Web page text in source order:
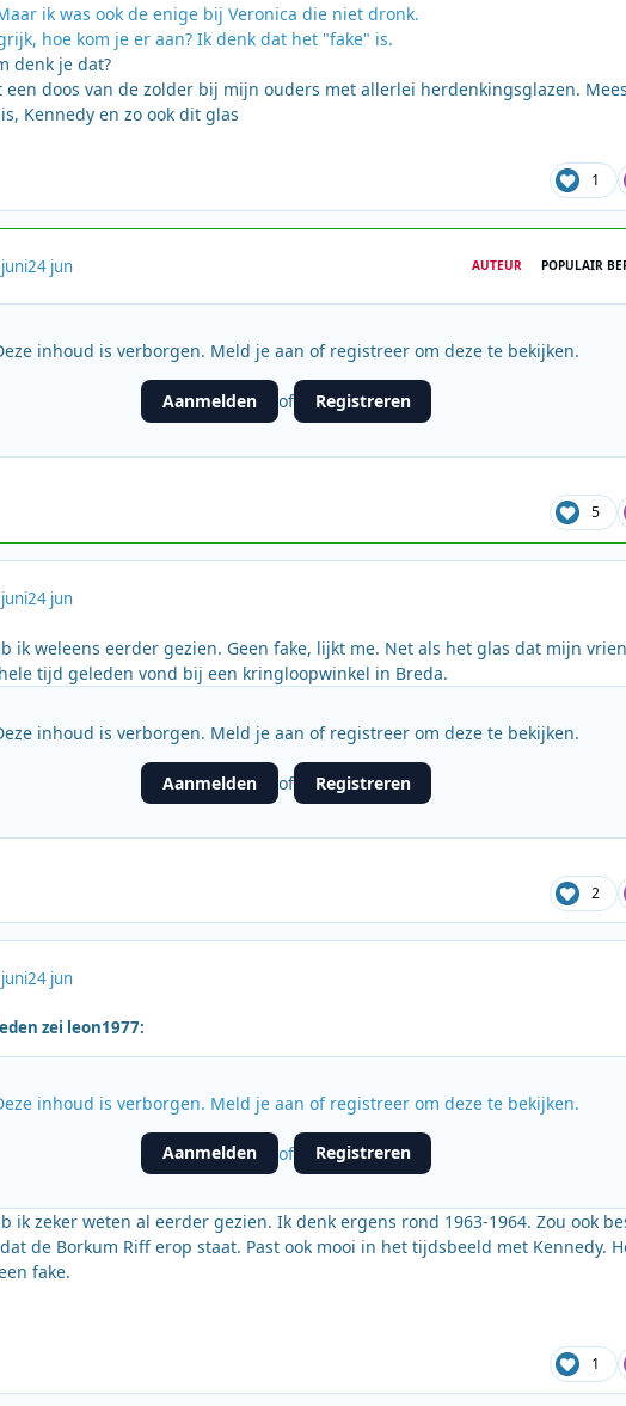
ik was ook de enige bij Veronica die niet dronk.
hoe kom je er aan? Ik denk dat het "fake" is.
denk je dat?
een doos van de zolder bij mijn ouders met allerlei herdenkingsglazen.
Kennedy en zo ook dit glas
1
24 jun AUTEUR POPULAIR
inhoud is verborgen. Meld je aan of registreer om deze te bekijken.
Aanmelden of Registreren
5
24 jun
ik weleens eerder gezien. Geen fake, lijkt me. Net als het glas dat mijn
tijd geleden vond bij een kringloopwinkel in Breda.
inhoud is verborgen. Meld je aan of registreer om deze te bekijken.
Aanmelden of Registreren
2
24 jun
zei leon1977:
inhoud is verborgen. Meld je aan of registreer om deze te bekijken.
Aanmelden of Registreren
ik zeker weten al eerder gezien. Ik denk ergens rond 1963-1964. Zou ook
de Borkum Riff erop staat. Past ook mooi in het tijdsbeeld met Kennedy.
fake.
1